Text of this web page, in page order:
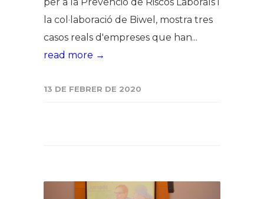
la col·laboració de Biwel, mostra tres
casos reals d'empreses que han...
read more →
13 DE FEBRER DE 2020